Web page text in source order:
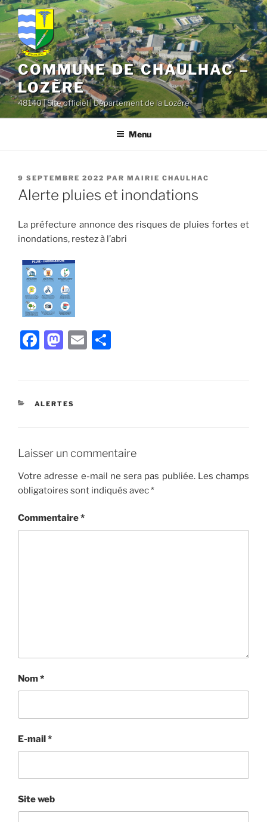
principal
Aller
au
contenu
principal
COMMUNE DE CHAULHAC –
LOZÈRE
48140 | Site officiel | Département de la Lozère
Menu
PUBLIÉ
LE
9 SEPTEMBRE 2022 PAR MAIRIE CHAULHAC
Alerte pluies et inondations
La préfecture annonce des risques de pluies fortes et
inondations, restez à l’abri
F
e
o
k
M
o
n
E
CATÉGORIES
ALERTES
Laisser un commentaire
Votre adresse e-mail ne sera pas publiée. Les champs
obligatoires sont indiqués avec*
Commentaire*
Nom*
E-mail*
Site web